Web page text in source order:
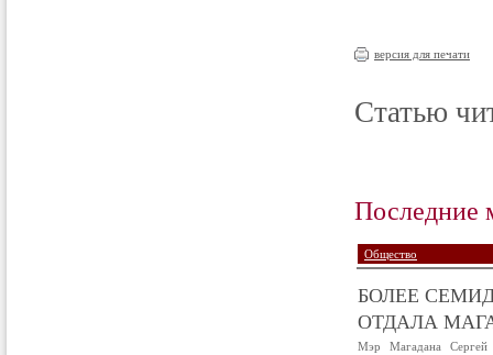
версия для печати
Статью
Последние
Общество
БОЛЕЕ
ОТДАЛА
Мэр Магадана Сергей